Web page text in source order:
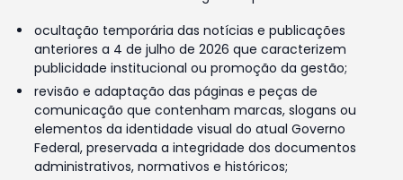
ocultação temporária das notícias e publicações
anteriores a 4 de julho de 2026 que caracterizem
publicidade institucional ou promoção da gestão;
revisão e adaptação das páginas e peças de
comunicação que contenham marcas, slogans ou
elementos da identidade visual do atual Governo
Federal, preservada a integridade dos documentos
administrativos, normativos e históricos;